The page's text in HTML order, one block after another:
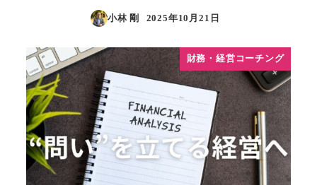
小林 剛
投稿日
2025年10月21日
財務・経営コーチング